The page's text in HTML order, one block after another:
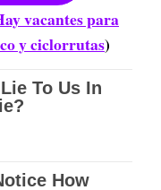
vacantes para
y ciclorrutas)